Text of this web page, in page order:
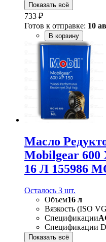
Показать всё
733 ₽
Готов к отправке: 10
В корзину
Масло
Mobilgear 600
16 Л 155986
Осталось 3 шт.
Объем16 л
Вязкость (ISO
Спецификации
Спецификации
Показать всё